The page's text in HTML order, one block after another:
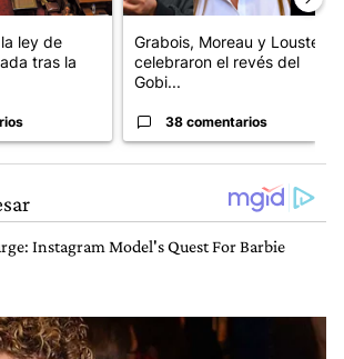
ley de
tras la
Grabois, Moreau y Lousteau
celebraron el revés del
Gobi...
38 comentarios